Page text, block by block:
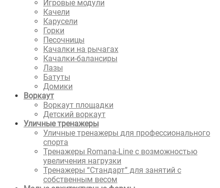
Игровые модули
Качели
Карусели
Горки
Песочницы
Качалки на рычагах
Качалки-балансиры
Лазы
Батуты
Домики
Воркаут
Воркаут площадки
Детский воркаут
Уличные тренажеры
Уличные тренажеры для профессионального
спорта
Тренажеры Romana-Line с возможностью
увеличения нагрузки
Тренажеры “Стандарт” для занятий с
собственным весом